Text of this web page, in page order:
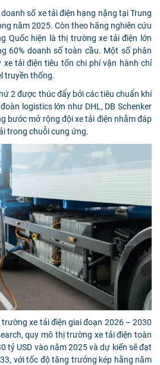
số xe tải điện hạng nặng tại Trung
năm 2025. Còn theo hãng nghiên cứu
Quốc hiện là thị trường xe tải điện lớn
60% doanh số toàn cầu. Một số phân
tải điện tiêu tốn chi phí vận hành chỉ
truyền thống.
2 được thúc đẩy bởi các tiêu chuẩn khí
logistics lớn như DHL, DB Schenker
bước mở rộng đội xe tải điện nhằm đáp
trong chuỗi cung ứng.
xe tải điện giai đoạn 2026 – 2030
quy mô thị trường xe tải điện toàn
tỷ USD vào năm 2025 và dự kiến sẽ đạt
với tốc độ tăng trưởng kép hằng năm